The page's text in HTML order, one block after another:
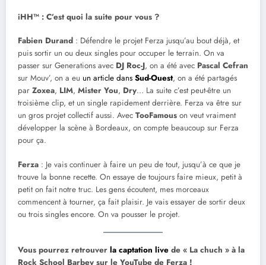
iHH™ : C’est quoi la suite pour vous ?
Fabien Durand : Défendre le projet Ferza jusqu’au bout déjà, et
puis sortir un ou deux singles pour occuper le terrain. On va
passer sur Generations avec DJ Roc-J, on a été avec Pascal Cefran
sur Mouv’, on a eu un article dans Sud-Ouest, on a été partagés
par Zoxea, LIM, Mister You, Dry… La suite c’est peut-être un
troisième clip, et un single rapidement derrière. Ferza va être sur
un gros projet collectif aussi. Avec TooFamous on veut vraiment
développer la scène à Bordeaux, on compte beaucoup sur Ferza
pour ça.
Ferza : Je vais continuer à faire un peu de tout, jusqu’à ce que je
trouve la bonne recette. On essaye de toujours faire mieux, petit à
petit on fait notre truc. Les gens écoutent, mes morceaux
commencent à tourner, ça fait plaisir. Je vais essayer de sortir deux
ou trois singles encore. On va pousser le projet.
Vous pourrez retrouver la captation live de « La chuch » à la
Rock School Barbey sur le YouTube de Ferza !